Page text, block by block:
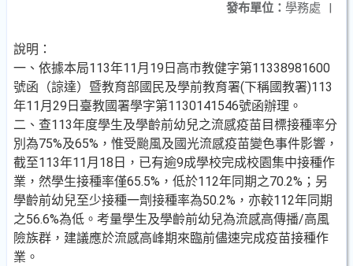
發布單位： 學務處 |
說明：
一、依據本局113年11月19日高市教健字第11338981600
號函（諒達）暨教育部國民及學前教育署(下稱國教署)113
年11月29日臺教國署學字第1130141546號函辦理。
二、查113年度學生及學齡前幼兒之流感疫苗目標接種率分
別為75%及65%，惟受颱風及國光流感疫苗變色事件影響，
截至113年11月18日，已有逾9成學校完成校園集中接種作
業，然學生接種率僅65.5%，低於112年同期之70.2%；另
學齡前幼兒至少接種一劑接種率為50.2%，亦較112年同期
之56.6%為低。考量學生及學齡前幼兒為流感高傳播/高風
險族群，建議應於流感高峰期來臨前儘速完成疫苗接種作
業。